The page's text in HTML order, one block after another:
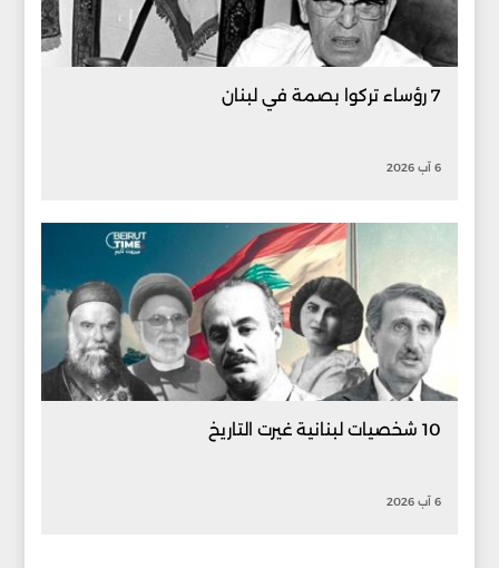
7 رؤساء تركوا بصمة في لبنان
6 آب 2026
10 شخصيات لبنانية غيرت التاريخ
6 آب 2026